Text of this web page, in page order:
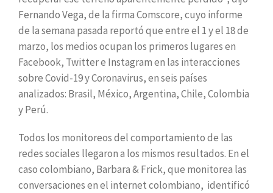
Fernando Vega, de la firma Comscore, cuyo informe
de la semana pasada reportó que entre el 1 y el 18 de
marzo, los medios ocupan los primeros lugares en
Facebook, Twitter e Instagram en las interacciones
sobre Covid-19 y Coronavirus, en seis países
analizados: Brasil, México, Argentina, Chile, Colombia
y Perú.
Todos los monitoreos del comportamiento de las
redes sociales llegaron a los mismos resultados. En el
caso colombiano, Barbara & Frick, que monitorea las
conversaciones en el internet colombiano, identificó